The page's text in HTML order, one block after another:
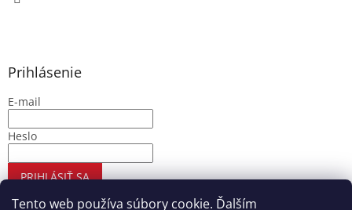
Tento web používa súbory cookie. Ďalším
Prihlásenie
E-mail
Heslo
PRIHLÁSIŤ SA
Nová registrácia Zabudnuté heslo